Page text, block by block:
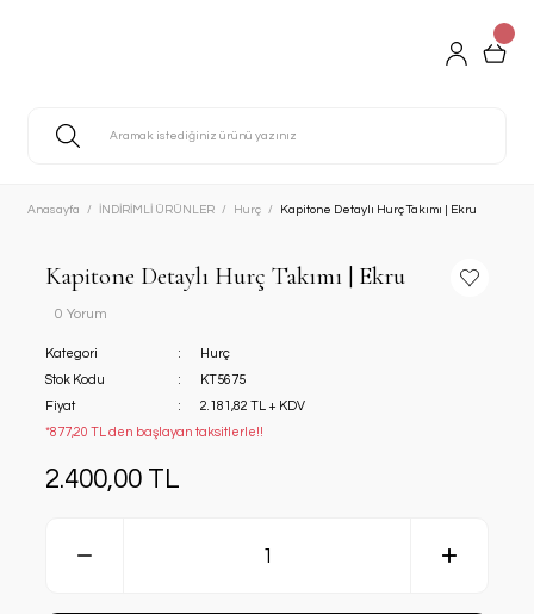
Anasayfa İNDİRİMLİ ÜRÜNLER Hurç Kapitone Detaylı Hurç Takımı | Ekru
Kapitone Detaylı Hurç Takımı | Ekru
0 Yorum
Kategori
Hurç
Stok Kodu
KT5675
Fiyat
2.181,82 TL + KDV
*877,20 TL den başlayan taksitlerle!!
2.400,00 TL